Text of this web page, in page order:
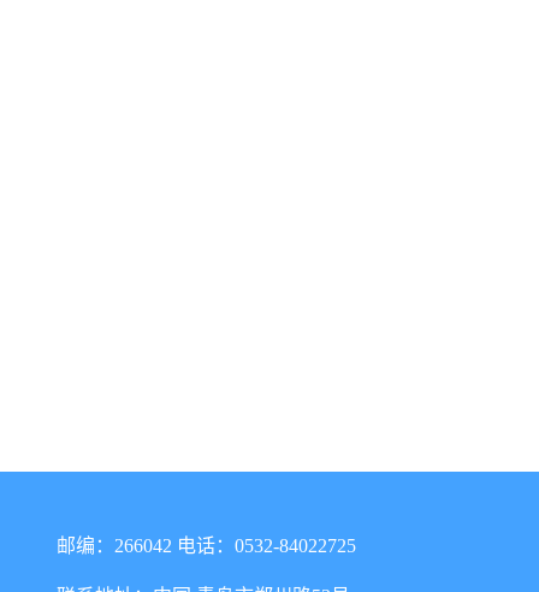
邮编：266042 电话：0532-84022725